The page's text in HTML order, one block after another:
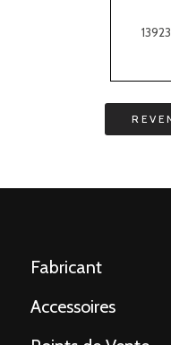
13923
Fabricant
Accessoires